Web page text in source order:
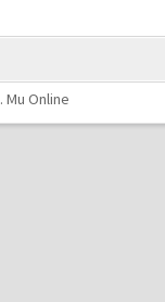
. Mu Online